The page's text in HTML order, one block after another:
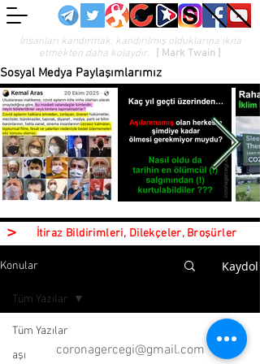
İnsanları kandırmak, kandırılmış olduklarına ikna
etmekten daha kolaydır.
[ Mark Twain ]
Sosyal Medya Paylaşımlarımız
İtiraz Bildirimleri, Dilekçeler, Broşürler
>
Konular Kaydol
Tüm Yazılar
aşı
Tüm Yazılar
coronagercegi@gmail.com